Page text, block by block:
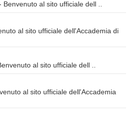
al sito ufficiale dell ..
al sito ufficiale dell'Accademia di
al sito ufficiale dell ..
al sito ufficiale dell'Accademia